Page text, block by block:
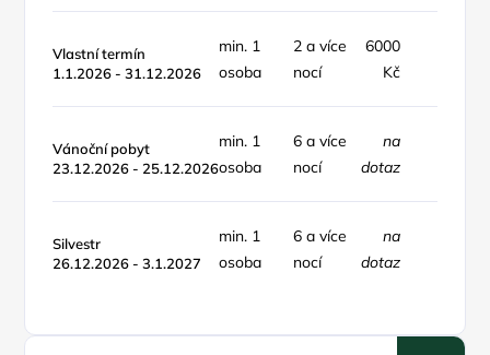
Vlastní termín
1.1.2026 - 31.12.2026
min. 1
osoba
2 a více
nocí
6000
Kč
Vánoční pobyt
23.12.2026 - 25.12.2026
min. 1
osoba
6 a více
nocí
na
dotaz
Silvestr
26.12.2026 - 3.1.2027
min. 1
osoba
6 a více
nocí
na
dotaz